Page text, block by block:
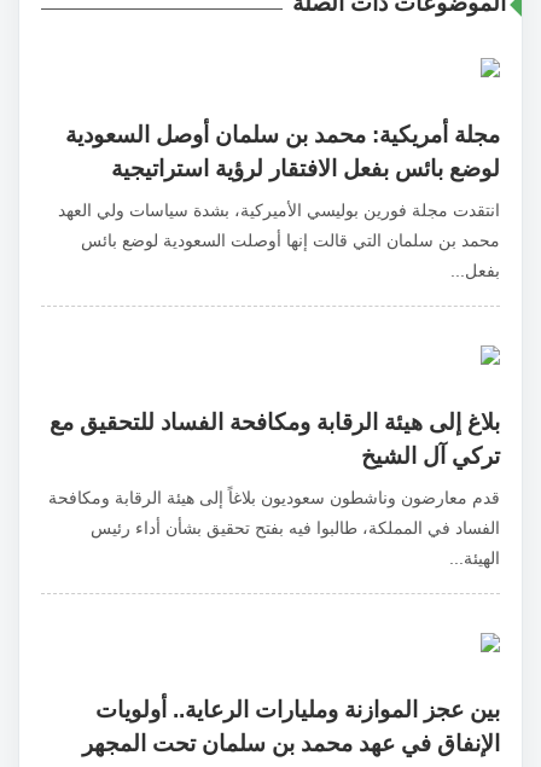
مجلة أمريكية: محمد بن سلمان أوصل السعودية
لوضع بائس بفعل الافتقار لرؤية استراتيجية
انتقدت مجلة فورين بوليسي الأميركية، بشدة سياسات ولي العهد
محمد بن سلمان التي قالت إنها أوصلت السعودية لوضع بائس
بفعل...
بلاغ إلى هيئة الرقابة ومكافحة الفساد للتحقيق مع
تركي آل الشيخ
قدم معارضون وناشطون سعوديون بلاغاً إلى هيئة الرقابة ومكافحة
الفساد في المملكة، طالبوا فيه بفتح تحقيق بشأن أداء رئيس
الهيئة...
بين عجز الموازنة ومليارات الرعاية.. أولويات
الإنفاق في عهد محمد بن سلمان تحت المجهر